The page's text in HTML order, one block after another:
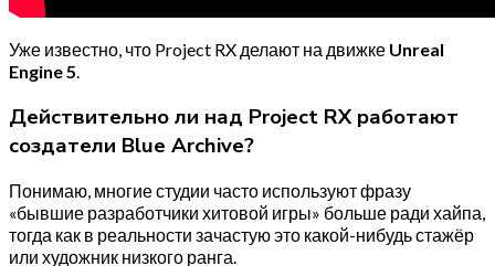
Уже известно, что Project RX делают на движке Unreal
Engine 5.
Действительно ли над Project RX работают
создатели Blue Archive?
Понимаю, многие студии часто используют фразу
«бывшие разработчики хитовой игры» больше ради хайпа,
тогда как в реальности зачастую это какой-нибудь стажёр
или художник низкого ранга.